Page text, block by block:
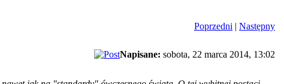
Poprzedni | Następny
Napisane: sobota, 22 marca 2014, 13:02